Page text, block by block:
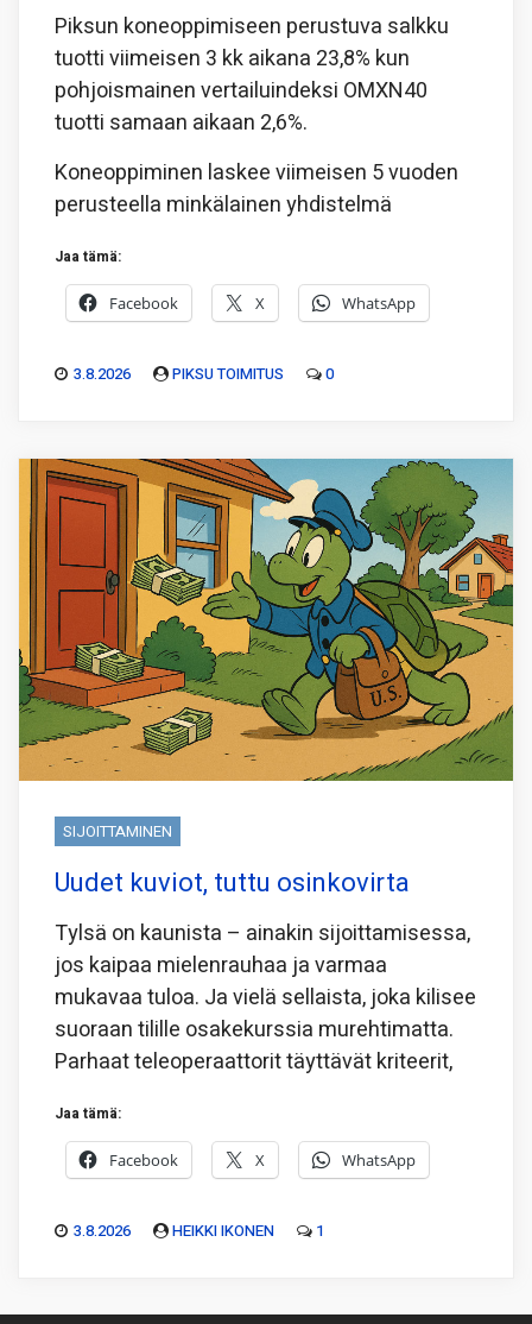
Piksun koneoppimiseen perustuva salkku
tuotti viimeisen 3 kk aikana 23,8% kun
pohjoismainen vertailuindeksi OMXN40
tuotti samaan aikaan 2,6%.
Koneoppiminen laskee viimeisen 5 vuoden
perusteella minkälainen yhdistelmä
Jaa tämä:
Facebook X WhatsApp
3.8.2026 PIKSU TOIMITUS 0
SIJOITTAMINEN
Uudet kuviot, tuttu osinkovirta
Tylsä on kaunista – ainakin sijoittamisessa,
jos kaipaa mielenrauhaa ja varmaa
mukavaa tuloa. Ja vielä sellaista, joka kilisee
suoraan tilille osakekurssia murehtimatta.
Parhaat teleoperaattorit täyttävät kriteerit,
Jaa tämä:
Facebook X WhatsApp
3.8.2026 HEIKKI IKONEN 1